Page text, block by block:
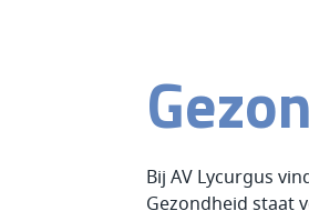
Bij AV Lycurgus
Gezondheid staat